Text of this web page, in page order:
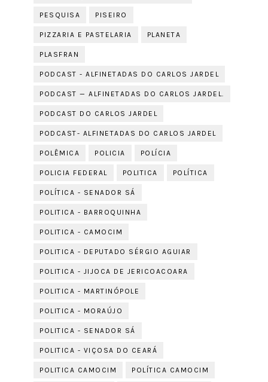
PESQUISA PISEIRO
PIZZARIA E PASTELARIA PLANETA
PLASFRAN
PODCAST - ALFINETADAS DO CARLOS JARDEL
PODCAST — ALFINETADAS DO CARLOS JARDEL.
PODCAST DO CARLOS JARDEL
PODCAST- ALFINETADAS DO CARLOS JARDEL
POLÊMICA POLICIA POLÍCIA
POLICIA FEDERAL POLITICA POLÍTICA
POLÍTICA - SENADOR SÁ
POLITICA - BARROQUINHA
POLITICA - CAMOCIM
POLITICA - DEPUTADO SÉRGIO AGUIAR
POLITICA - JIJOCA DE JERICOACOARA
POLITICA - MARTINÓPOLE
POLITICA - MORAÚJO
POLITICA - SENADOR SÁ
POLITICA - VIÇOSA DO CEARÁ
POLITICA CAMOCIM POLÍTICA CAMOCIM